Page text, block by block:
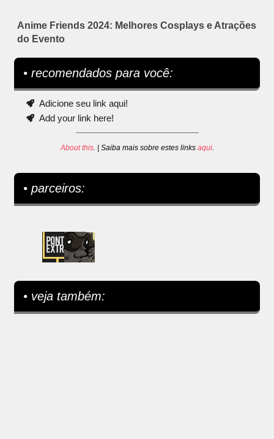
Anime Friends 2024: Melhores Cosplays e Atrações
do Evento
• recomendados para você:
Adicione seu link aqui!
Add your link here!
About this. | Saiba mais sobre estes links aqui.
• parceiros:
• veja também: